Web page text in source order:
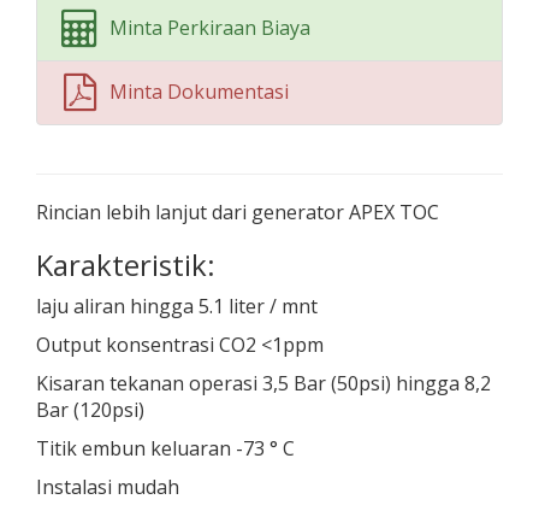
Minta Perkiraan Biaya
Minta Dokumentasi
Rincian lebih lanjut dari generator APEX TOC
Karakteristik:
laju aliran hingga 5.1 liter / mnt
Output konsentrasi CO2 <1ppm
Kisaran tekanan operasi 3,5 Bar (50psi) hingga 8,2
Bar (120psi)
Titik embun keluaran -73 ° C
Instalasi mudah